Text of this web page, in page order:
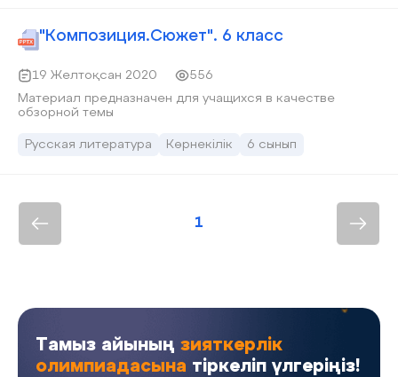
"Композиция.Сюжет". 6 класс
19 Желтоқсан 2020
556
Материал предназначен для учащихся в качестве
обзорной темы
Русская литература Көрнекілік 6 сынып
1
Тамыз айының зияткерлік
олимпиадасына тіркеліп үлгеріңіз!